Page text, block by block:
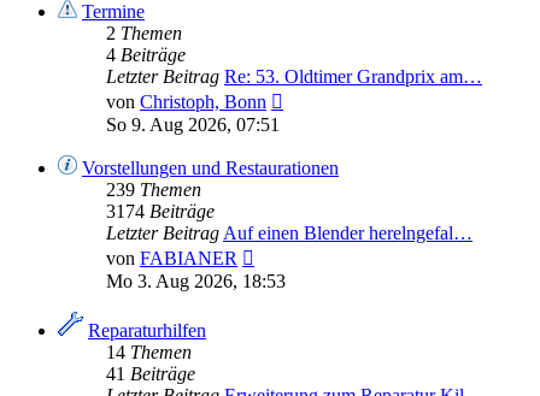
Termine
2 Themen
4 Beiträge
Letzter Beitrag Re: 53. Oldtimer Grandprix am…
von Christoph, Bonn
So 9. Aug 2026, 07:51
Vorstellungen und Restaurationen
239 Themen
3174 Beiträge
Letzter BeitragAuf einen Blender herelngefal…
von FABIANER
Beitrag
Mo 3. Aug 2026, 18:53
Reparaturhilfen
14 Themen
41 Beiträge